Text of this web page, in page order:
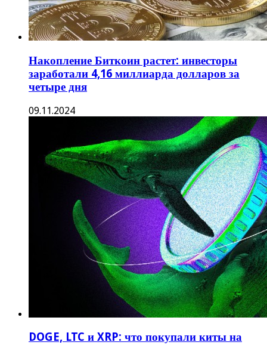
Накопление Биткоин растет: инвесторы
заработали 4,16 миллиарда долларов за
четыре дня
09.11.2024
DOGE, LTC и XRP: что покупали киты на